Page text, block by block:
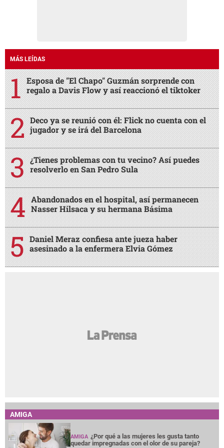
MÁS LEÍDAS
Esposa de "El Chapo" Guzmán sorprende con
regalo a Davis Flow y así reaccionó el tiktoker
Deco ya se reunió con él: Flick no cuenta con el
jugador y se irá del Barcelona
¿Tienes problemas con tu vecino? Así puedes
resolverlo en San Pedro Sula
Abandonados en el hospital, así permanecen
Nasser Hilsaca y su hermana Básima
Daniel Meraz confiesa ante jueza haber
asesinado a la enfermera Elvia Gómez
AMIGA
AMIGA ¿Por qué a las mujeres les gusta tanto
quedar impregnadas con el olor de su pareja?